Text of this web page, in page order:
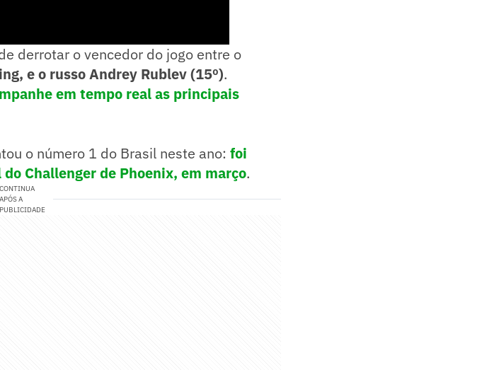
derrotar o vencedor do jogo entre o
e o russo Andrey Rublev (15º).
em tempo real as principais
o número 1 do Brasil neste ano: foi
Challenger de Phoenix, em março.
CONTINUA
APÓS A
PUBLICIDADE